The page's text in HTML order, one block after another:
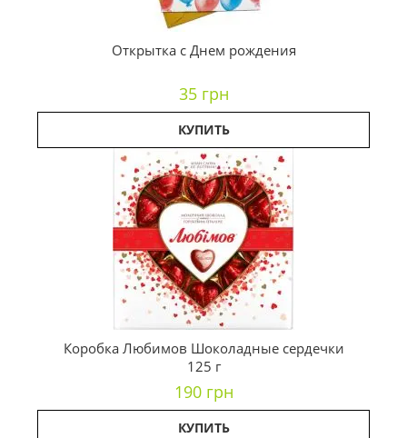
Открытка с Днем рождения
35 грн
КУПИТЬ
Коробка Любимов Шоколадные сердечки
125 г
190 грн
КУПИТЬ